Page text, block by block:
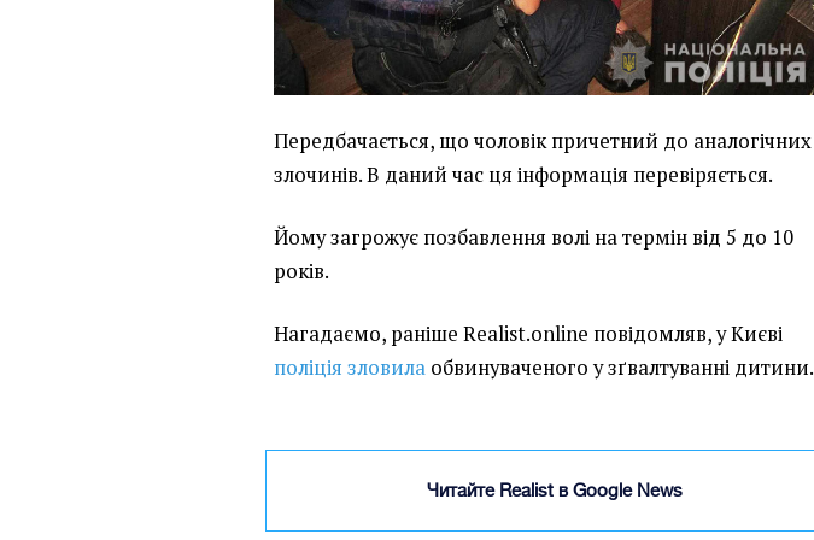
Передбачається, що чоловік причетний до аналогічних
злочинів. В даний час ця інформація перевіряється.
Йому загрожує позбавлення волі на термін від 5 до 10
років.
Нагадаємо, раніше Realist.online повідомляв, у Києві
поліція зловила обвинуваченого у зґвалтуванні дитини.
Читайте Realist в Google News